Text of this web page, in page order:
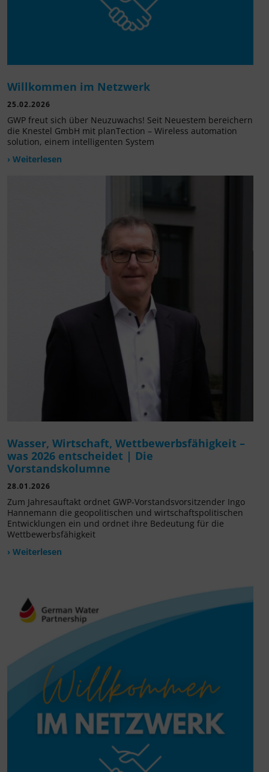
Willkommen im Netzwerk
25.02.2026
GWP freut sich über Neuzuwachs! Seit Neuestem bereichern
die Knestel GmbH mit planTection – Wireless automation
solution, einem intelligenten System
› Weiterlesen
Wasser, Wirtschaft, Wettbewerbsfähigkeit –
was 2026 entscheidet | Die
Vorstandskolumne
28.01.2026
Zum Jahresauftakt ordnet GWP-Vorstandsvorsitzender Ingo
Hannemann die geopolitischen und wirtschaftspolitischen
Entwicklungen ein und ordnet ihre Bedeutung für die
Wettbewerbsfähigkeit
› Weiterlesen